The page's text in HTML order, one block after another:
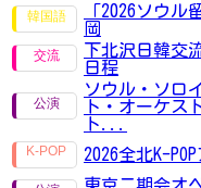
「2026ソウル
岡
下北沢日韓交
日程
ソウル・ソロ
ト・オーケス
ト...
2026全北K-